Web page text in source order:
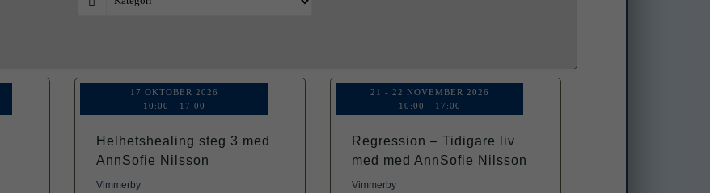
17 OKTOBER 2026
10:00 - 17:00
Helhetshealing steg 3 med
AnnSofie Nilsson
Vimmerby
21 - 22 NOVEMBER 2026
10:00 - 17:00
Regression – Tidigare liv
med med AnnSofie Nilsson
Vimmerby